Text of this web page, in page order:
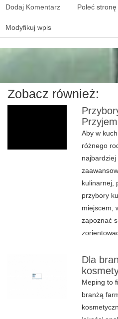
Dodaj Komentarz Poleć stronę
Modyfikuj wpis
Zobacz również:
Aby w
różnego
kulinarnej,
przybory
miejscem,
zapoznać
zorientować
Dla
Meping to
branżą